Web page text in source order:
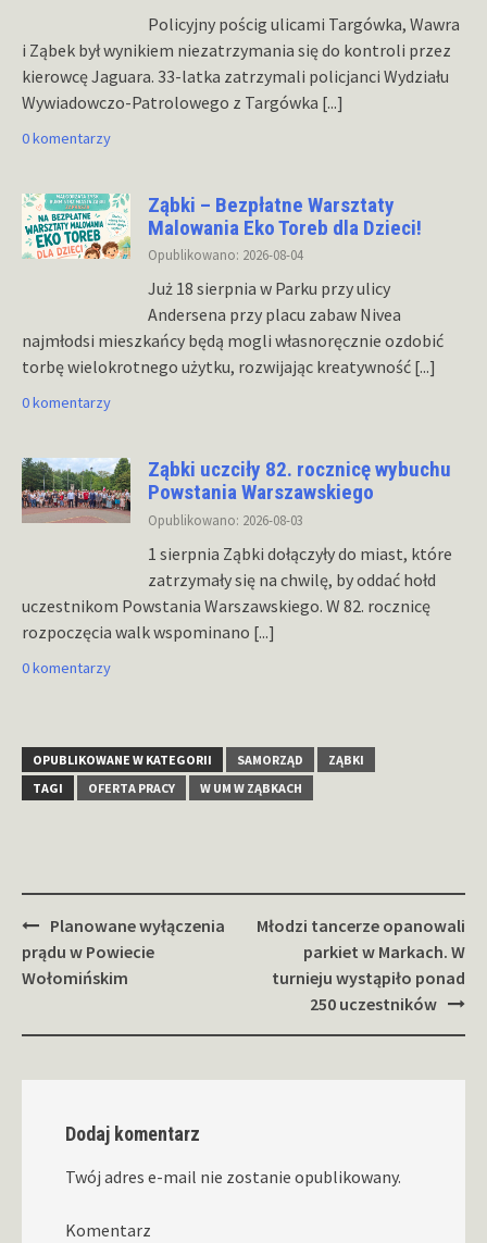
Policyjny pościg ulicami Targówka, Wawra
i Ząbek był wynikiem niezatrzymania się do kontroli przez
kierowcę Jaguara. 33-latka zatrzymali policjanci Wydziału
Wywiadowczo-Patrolowego z Targówka [...]
0 komentarzy
Ząbki – Bezpłatne Warsztaty
Malowania Eko Toreb dla Dzieci!
Opublikowano: 2026-08-04
Już 18 sierpnia w Parku przy ulicy
Andersena przy placu zabaw Nivea
najmłodsi mieszkańcy będą mogli własnoręcznie ozdobić
torbę wielokrotnego użytku, rozwijając kreatywność [...]
0 komentarzy
Ząbki uczciły 82. rocznicę wybuchu
Powstania Warszawskiego
Opublikowano: 2026-08-03
1 sierpnia Ząbki dołączyły do miast, które
zatrzymały się na chwilę, by oddać hołd
uczestnikom Powstania Warszawskiego. W 82. rocznicę
rozpoczęcia walk wspominano [...]
0 komentarzy
OPUBLIKOWANE W KATEGORII SAMORZĄD
ZĄBKI
TAGI
OFERTA PRACY W UM W ZĄBKACH
Zobacz
wpisy
Planowane wyłączenia
prądu w Powiecie
Wołomińskim
Młodzi tancerze opanowali
parkiet w Markach. W
turnieju wystąpiło ponad
250 uczestników
Dodaj komentarz
Twój adres e-mail nie zostanie opublikowany.
Komentarz